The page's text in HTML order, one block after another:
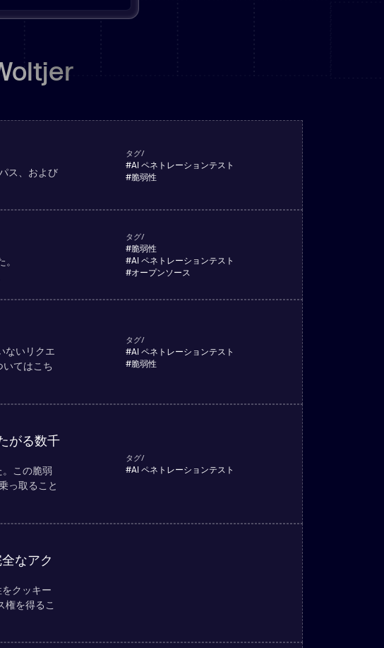
ス、および
タグ/
#AI ペネトレーションテスト
#脆弱性
タグ/
#脆弱性
#AI ペネトレーションテスト
#オープンソース
ないリクエ
いてはこち
タグ/
#AI ペネトレーションテスト
#脆弱性
がる数千
この脆弱
っ取ること
タグ/
#AI ペネトレーションテスト
なアク
クッキー
を得るこ